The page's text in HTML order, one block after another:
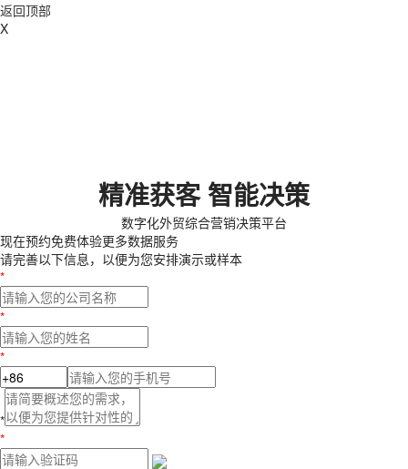
返回顶部
X
精准获客 智能决策
数字化外贸综合营销决策平台
现在预约免费体验更多数据服务
请完善以下信息，以便为您安排演示或样本
*
*
*
*
*